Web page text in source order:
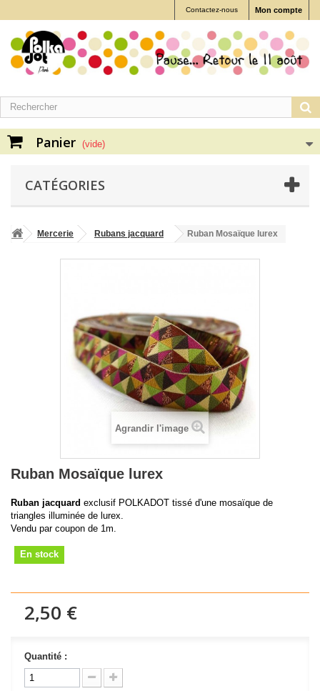
Mon compte
Contactez-nous
Panier (vide)
CATÉGORIES
Mercerie Rubans jacquard Ruban Mosaïque lurex
Agrandir l'image
Ruban Mosaïque lurex
Ruban jacquard exclusif POLKADOT tissé d'une mosaïque de
triangles illuminée de lurex.
Vendu par coupon de 1m.
En stock
2,50 €
Quantité :